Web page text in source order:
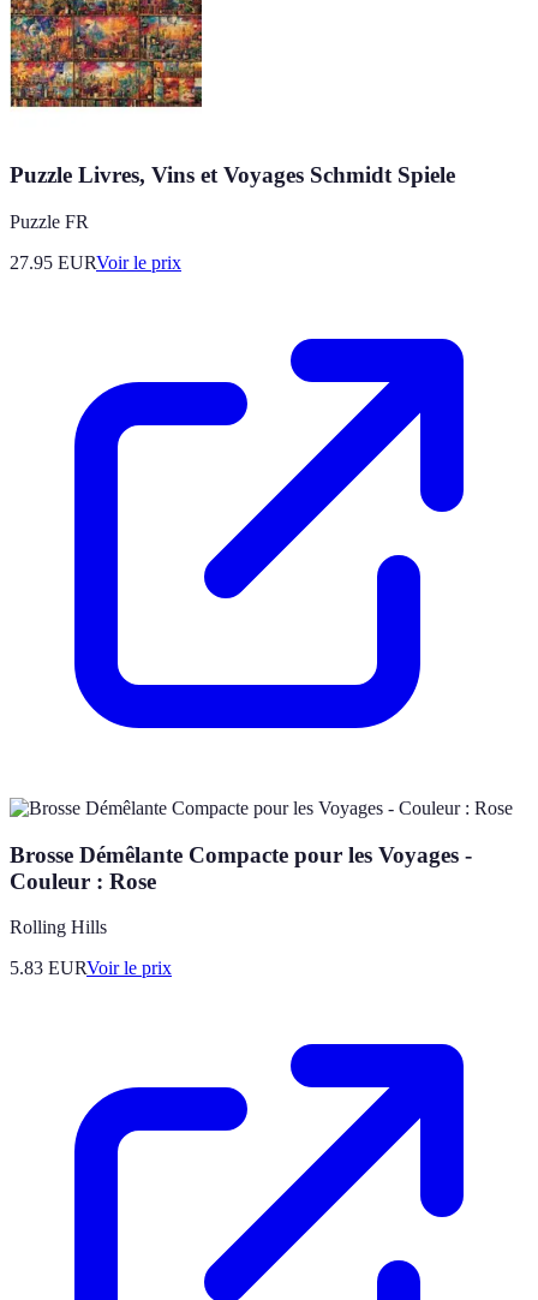
Puzzle Livres, Vins et Voyages Schmidt Spiele
Puzzle FR
27.95 EURVoir le prix
Brosse Démêlante Compacte pour les Voyages -
Couleur : Rose
Rolling Hills
5.83 EURVoir le prix